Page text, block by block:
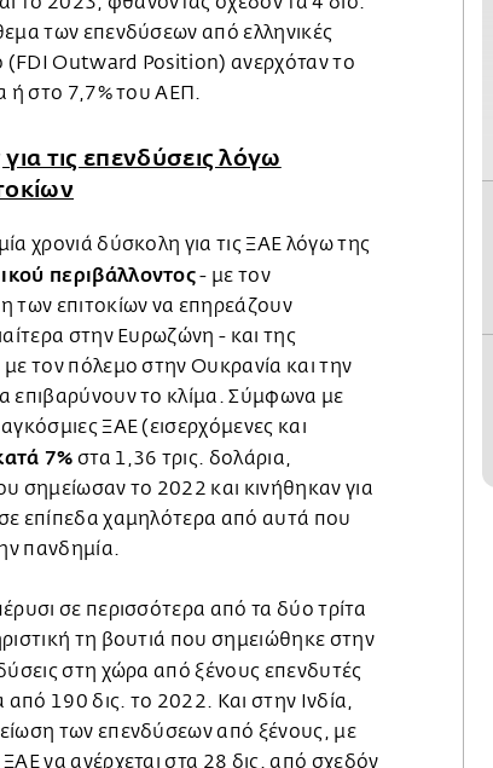
των επενδύσεων από ελληνικές
(FDI Outward Position) ανερχόταν το
ή στο 7,7% του ΑΕΠ.
τις επενδύσεις λόγω
χρονιά δύσκολη για τις ΞΑΕ λόγω της
περιβάλλοντος- με τον
των επιτοκίων να επηρεάζουν
στην Ευρωζώνη - και της
τον πόλεμο στην Ουκρανία και την
επιβαρύνουν το κλίμα. Σύμφωνα με
ΞΑΕ (εισερχόμενες και
7% στα 1,36 τρις. δολάρια,
σημείωσαν το 2022 και κινήθηκαν για
επίπεδα χαμηλότερα από αυτά που
πανδημία.
σε περισσότερα από τα δύο τρίτα
τη βουτιά που σημειώθηκε στην
στη χώρα από ξένους επενδυτές
190 δις. το 2022. Και στην Ινδία,
των επενδύσεων από ξένους, με
να ανέρχεται στα 28 δις. από σχεδόν